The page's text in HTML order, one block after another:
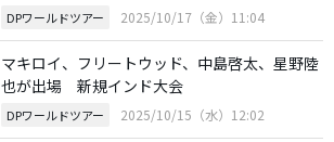
DPワールドツアー 2025/10/17（金）11:04
マキロイ、フリートウッド、中島啓太、星野陸
也が出場 新規インド大会
DPワールドツアー 2025/10/15（水）12:02